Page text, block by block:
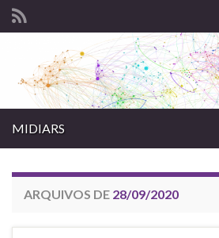
Search for:
MIDIARS
ARQUIVOS DE 28/09/2020